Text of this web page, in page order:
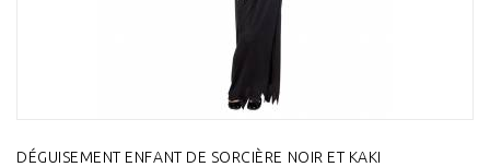
DÉGUISEMENT ENFANT DE SORCIÈRE NOIR ET KAKI